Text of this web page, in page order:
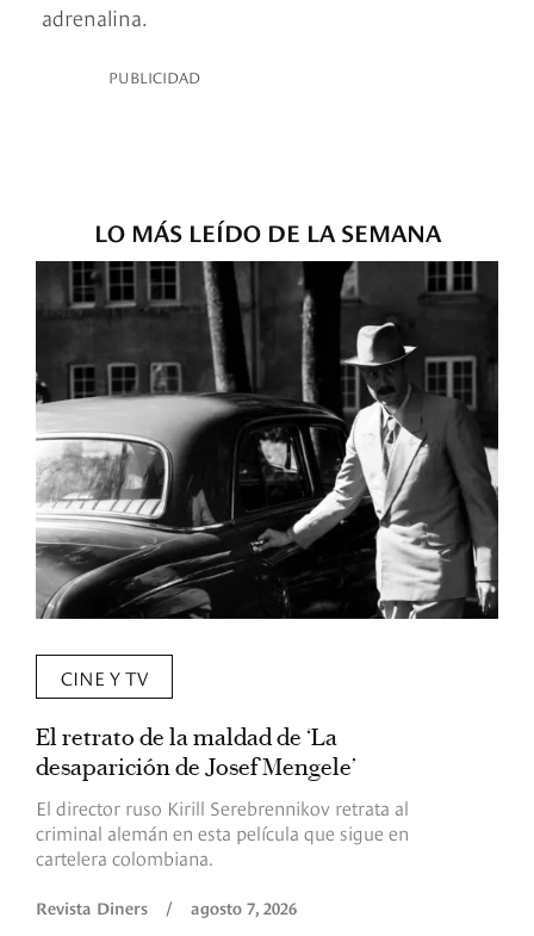
adrenalina.
PUBLICIDAD
LO MÁS LEÍDO DE LA SEMANA
CINE Y TV
El retrato de la maldad de ‘La
desaparición de Josef Mengele’
El director ruso Kirill Serebrennikov retrata al
criminal alemán en esta película que sigue en
cartelera colombiana.
Revista Diners / agosto 7, 2026